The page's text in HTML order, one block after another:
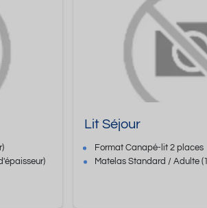
Lit Séjour
FormatCanapé-lit 2 places
Matelas Standard / Adulte